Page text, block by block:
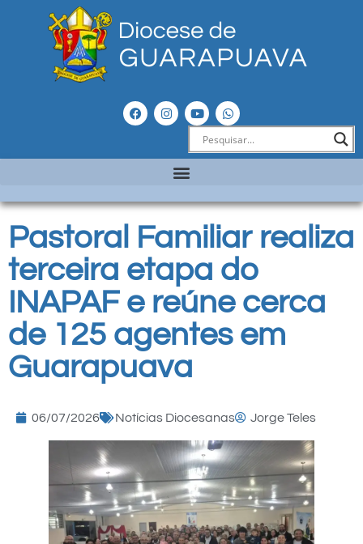
Pastoral Familiar realiza
terceira etapa do
INAPAF e reúne cerca
de 125 agentes em
Guarapuava
06/07/2026 Notícias Diocesanas Jorge Teles